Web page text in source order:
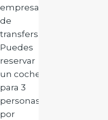
empresas
de
transfers.
Puedes
reservar
un coche
para 3
personas
por